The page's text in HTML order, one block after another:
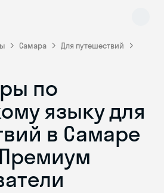
Самара
Для путешествий
по
языку для
в Самаре